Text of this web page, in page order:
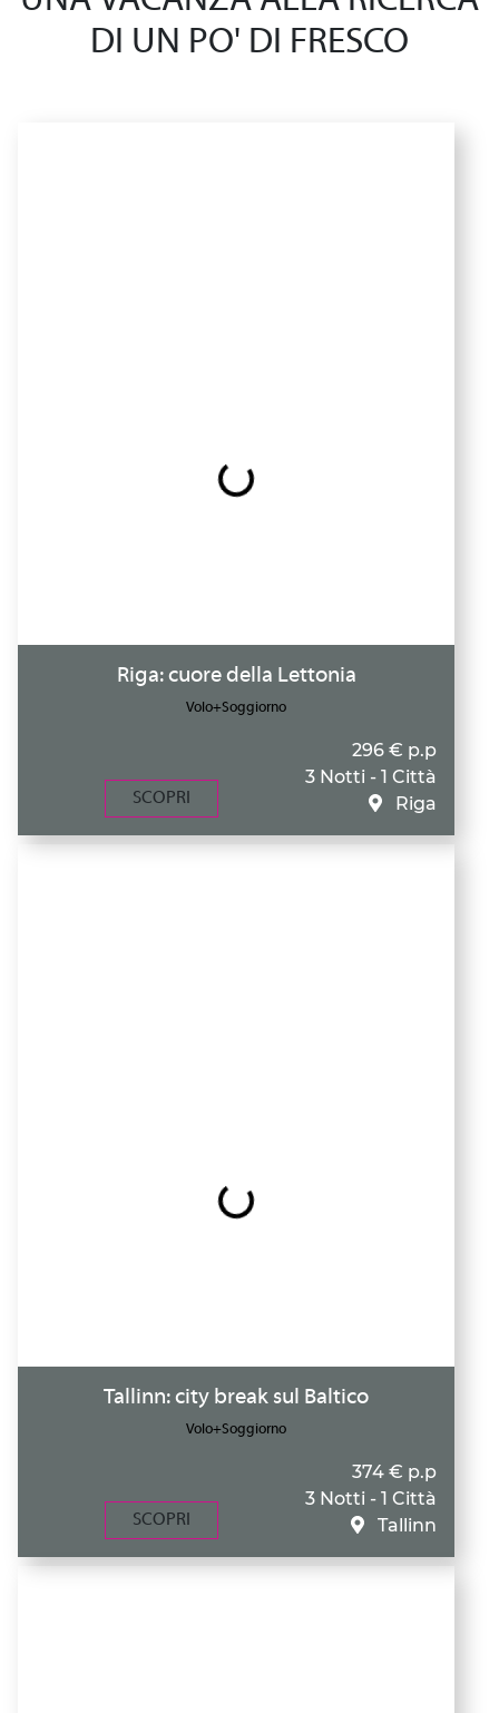
DI UN PO' DI FRESCO
Riga: cuore della Lettonia
Volo+Soggiorno
SCOPRI
296 € p.p
3 Notti - 1 Città
Riga
Tallinn: city break sul Baltico
Volo+Soggiorno
SCOPRI
374 € p.p
3 Notti - 1 Città
Tallinn